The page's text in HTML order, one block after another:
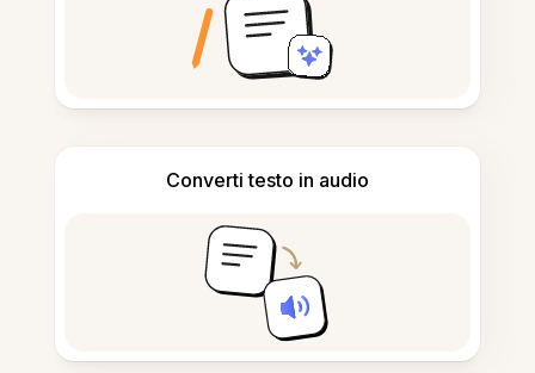
Converti testo in audio